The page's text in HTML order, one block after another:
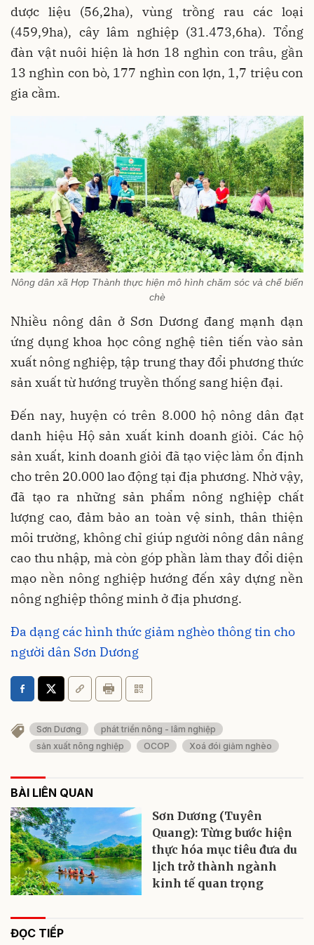
dược liệu (56,2ha), vùng trồng rau các loại
(459,9ha), cây lâm nghiệp (31.473,6ha). Tổng
đàn vật nuôi hiện là hơn 18 nghìn con trâu, gần
13 nghìn con bò, 177 nghìn con lợn, 1,7 triệu con
gia cầm.
Nông dân xã Hợp Thành thực hiện mô hình chăm sóc và chế biến
chè
Nhiều nông dân ở Sơn Dương đang mạnh dạn
ứng dụng khoa học công nghệ tiên tiến vào sản
xuất nông nghiệp, tập trung thay đổi phương thức
sản xuất từ hướng truyền thống sang hiện đại.
Đến nay, huyện có trên 8.000 hộ nông dân đạt
danh hiệu Hộ sản xuất kinh doanh giỏi. Các hộ
sản xuất, kinh doanh giỏi đã tạo việc làm ổn định
cho trên 20.000 lao động tại địa phương. Nhờ vậy,
đã tạo ra những sản phẩm nông nghiệp chất
lượng cao, đảm bảo an toàn vệ sinh, thân thiện
môi trường, không chỉ giúp người nông dân nâng
cao thu nhập, mà còn góp phần làm thay đổi diện
mạo nền nông nghiệp hướng đến xây dựng nền
nông nghiệp thông minh ở địa phương.
Đa dạng các hình thức giảm nghèo thông tin cho
người dân Sơn Dương
Sơn Dương
phát triển nông - lâm nghiệp
sản xuất nông nghiệp
OCOP Xoá đói giảm nghèo
BÀI LIÊN QUAN
Sơn Dương (Tuyên
Quang): Từng bước hiện
thực hóa mục tiêu đưa du
lịch trở thành ngành
kinh tế quan trọng
ĐỌC TIẾP